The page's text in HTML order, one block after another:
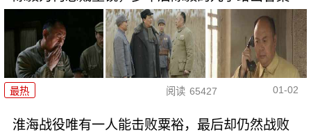
最热 阅读 65427 01-02
淮海战役唯有一人能击败粟裕，最后却仍然战败